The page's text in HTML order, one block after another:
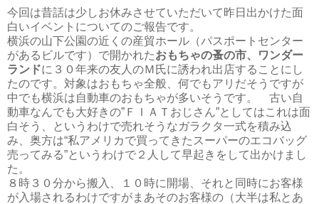
今回は昔話は少しお休みさせていただいて昨日出かけた面
白いイベントについてのご報告です。
横浜の山下公園の近くの産貿ホール（パスポートセンター
があるビルです）で開かれたおもちゃの蚤の市、ワンダー
ランドに３０年来の友人のＭ氏に誘われ出店することにし
たのです。対象はおもちゃ全般、何でもアリだそうですが
中でも横浜は自動車のおもちゃが多いそうです。 古い自
動車なんでも大好きの”ＦＩＡＴおじさん”としてはこれは面
白そう、というわけで売れそうなガラクタ一式を積み込
み、奥方は“私アメリカで買ってきたスーパーのエコバッグ
売ってみる”というわけで２人して早起きをして出かけまし
た。
８時３０分から搬入、１０時に開場、それと同時にお客様
が入場されるわけですがまあそのお客様の（大半は私とあ